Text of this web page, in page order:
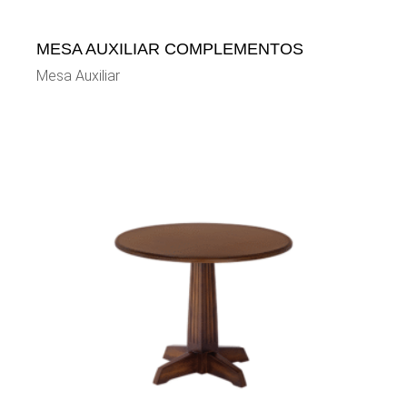
MESA AUXILIAR COMPLEMENTOS
Mesa Auxiliar